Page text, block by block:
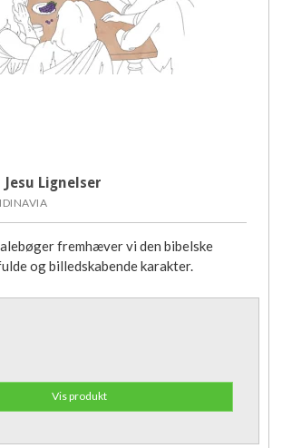
Lignelser
fremhæver vi den bibelske
og billedskabende karakter.
Vis produkt